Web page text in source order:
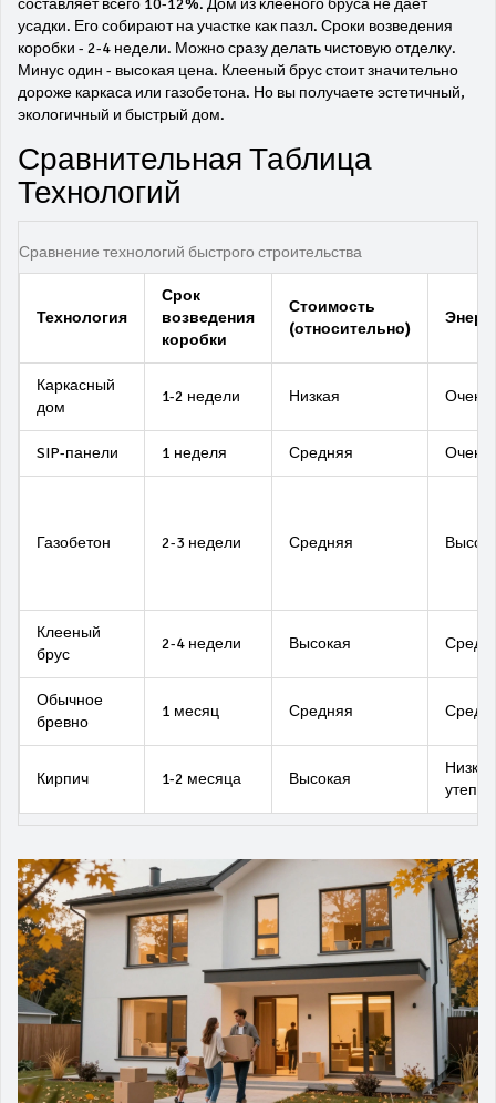
составляет всего 10-12%. Дом из клееного бруса не дает
усадки. Его собирают на участке как пазл. Сроки возведения
коробки - 2-4 недели. Можно сразу делать чистовую отделку.
Минус один - высокая цена. Клееный брус стоит значительно
дороже каркаса или газобетона. Но вы получаете эстетичный,
экологичный и быстрый дом.
Сравнительная Таблица
Технологий
Сравнение технологий быстрого строительства
Технология
Срок
возведения
коробки
Стоимость
(относительно)
Каркасный
дом
1-2 недели Низкая Очень
SIP-панели 1 неделя Средняя Очень
Газобетон 2-3 недели Средняя
Клееный
брус
2-4 недели Высокая
Обычное
бревно
1 месяц Средняя
Кирпич 1-2 месяца Высокая